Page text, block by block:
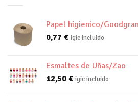
Papel higienico/
0,77 € igic incluido
Esmaltes de Uñas/Zao
12,50 € igic incluido